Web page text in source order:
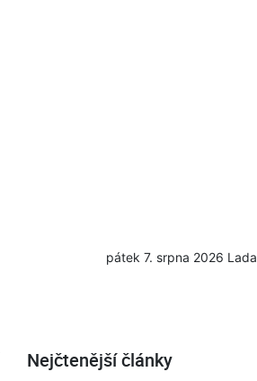
pátek 7. srpna 2026 Lada
Nejčtenější články